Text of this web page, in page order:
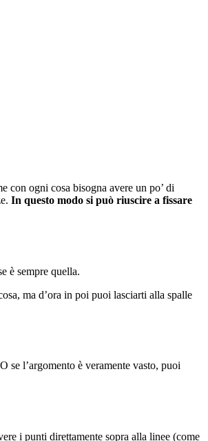
con ogni cosa bisogna avere un po’ di
In questo modo si può riuscire a fissare
è sempre quella.
ma d’ora in poi puoi lasciarti alla spalle
l’argomento è veramente vasto, puoi
i punti direttamente sopra alla linee (come